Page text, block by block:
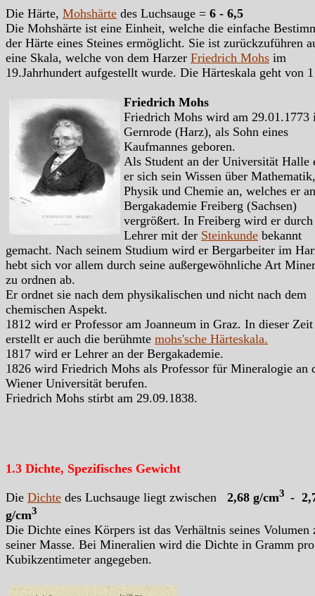
Die Härte, Mohshärte des Luchsauge = 6 - 6,5
Die Mohshärte ist eine Einheit, welche die einfache
der Härte eines Steines ermöglicht. Sie ist zurückzuführen
eine Skala, welche von dem Harzer Friedrich Mohs im
19.Jahrhundert aufgestellt wurde. Die Härteskala geht von
Friedrich Mohs
Friedrich Mohs wird am 29.01.1773
Gernrode (Harz), als Sohn eines
Kaufmannes geboren.
Als Student an der Universität Halle
er sich sein Wissen über Mathematik,
Physik und Chemie an, welches er
Bergakademie Freiberg (Sachsen)
vergrößert. In Freiberg wird er durch
Lehrer mit der Steinkunde bekannt
gemacht. Nach seinem Studium wird er Bergarbeiter im
hebt sich vor allem durch seine außergewöhnliche Art
zu ordnen ab.
Er ordnet sie nach dem physikalischen und nicht nach dem
chemischen Aspekt.
1812 wird er Professor am Joanneum in Graz. In dieser Zeit
erstellt er auch die berühmte mohs'sche Härteskala.
1817 wird er Lehrer an der Bergakademie.
1826 wird Friedrich Mohs als Professor für Mineralogie an
Wiener Universität berufen.
Friedrich Mohs stirbt am 29.09.1838.
1.3 Dichte, Spezifisches Gewicht
Die Dichte des Luchsauge liegt zwischen 2,68 g/cm3 -
g/cm3
Die Dichte eines Körpers ist das Verhältnis seines Volumen
seiner Masse. Bei Mineralien wird die Dichte in Gramm pro
Kubikzentimeter angegeben.